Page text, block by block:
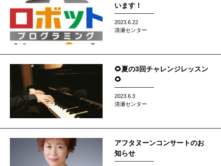
います！
2023.6.22
清瀬センター
🌻夏の3回チャレンジレッスン
🌻
2023.6.3
清瀬センター
アフタヌーンコンサートのお
知らせ